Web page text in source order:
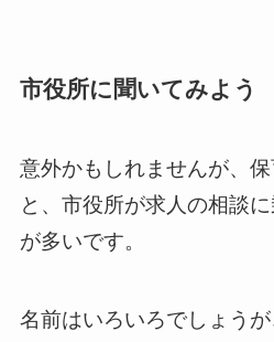
市役所に聞いてみよう
意外かもしれませんが、
と、市役所が求人の相談
が多いです。
名前はいろいろでしょう